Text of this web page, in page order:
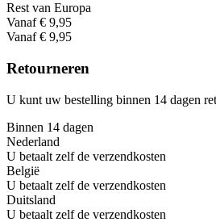
Rest van Europa
Vanaf € 9,95
Vanaf € 9,95
Retourneren
U kunt uw bestelling binnen 14 dagen
Binnen 14 dagen
Nederland
U betaalt zelf de verzendkosten
België
U betaalt zelf de verzendkosten
Duitsland
U betaalt zelf de verzendkosten